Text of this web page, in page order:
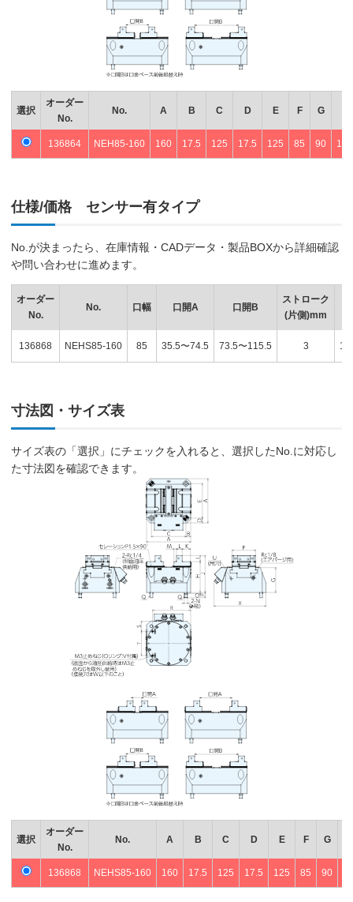
選択
オーダー
No.
No. A B C D E F G
136864 NEH85-160 160 17.5 125 17.5 125 85 90
仕様/価格 センサー有タイプ
No.が決まったら、在庫情報・CADデータ・製品BOXから詳細確認
や問い合わせに進めます。
オーダー
No.
No. 口幅 口開A 口開B
ストローク
(片側)mm
136868 NEHS85-160 85 35.5〜74.5 73.5〜115.5 3
寸法図・サイズ表
サイズ表の「選択」にチェックを入れると、選択したNo.に対応し
た寸法図を確認できます。
選択
オーダー
No.
No. A B C D E F G
136868 NEHS85-160 160 17.5 125 17.5 125 85 90